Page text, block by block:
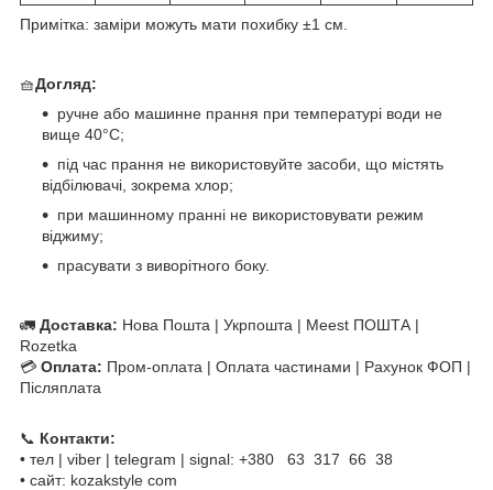
Примітка: заміри можуть мати похибку ±1 см.
🧺Догляд:
ручне або машинне прання при температурі води не
вище 40°C;
під час прання не використовуйте засоби, що містять
відбілювачі, зокрема хлор;
при машинному пранні не використовувати режим
віджиму;
прасувати з виворітного боку.
🚛 Доставка: Нова Пошта | Укрпошта | Meest ПОШТА |
Rozetka
💳 Оплата: Пром-оплата | Оплата частинами | Рахунок ФОП |
Післяплата
📞 Контакти:
• тел | viber | telegram | signal: +380 63 317 66 38
• сайт: kozakstyle com